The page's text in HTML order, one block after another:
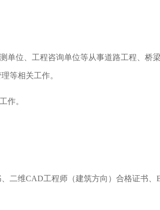
单位、工程咨询单位等从事道路工程、桥
等相关工作。
作。
二维CAD工程师（建筑方向）合格证书、